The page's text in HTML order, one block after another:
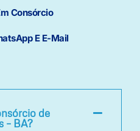
Consórcio
E E-Mail
de
– BA?